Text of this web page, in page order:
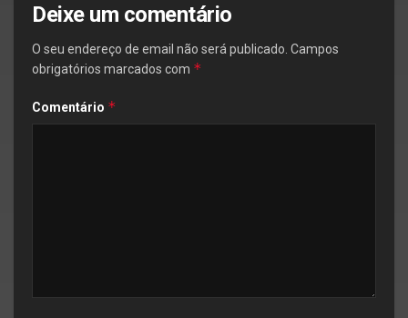
Deixe um comentário
O seu endereço de email não será publicado. Campos
obrigatórios marcados com *
Comentário *